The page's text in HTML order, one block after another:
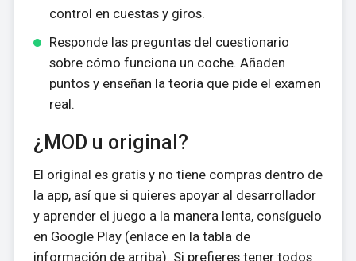
control en cuestas y giros.
Responde las preguntas del cuestionario
sobre cómo funciona un coche. Añaden
puntos y enseñan la teoría que pide el examen
real.
¿MOD u original?
El original es gratis y no tiene compras dentro de
la app, así que si quieres apoyar al desarrollador
y aprender el juego a la manera lenta, consíguelo
en Google Play (enlace en la tabla de
información de arriba). Si prefieres tener todos